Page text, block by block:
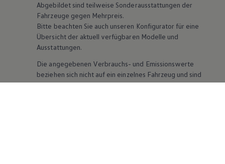
Abgebildet sind teilweise Sonderausstattungen der
Fahrzeuge gegen Mehrpreis.
Bitte beachten Sie auch unseren Konfigurator für eine
Übersicht der aktuell verfügbaren Modelle und
Ausstattungen.
Die angegebenen Verbrauchs- und Emissionswerte
beziehen sich nicht auf ein einzelnes Fahrzeug und sind
nicht Bestandteil des Angebots, sondern dienen allein